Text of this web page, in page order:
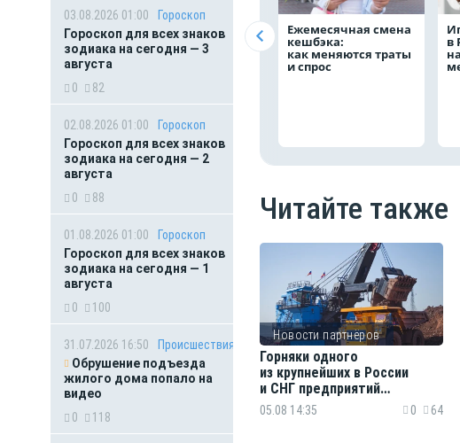
03.08.2026 01:00
Гороскоп
Гороскоп для всех знаков
зодиака на сегодня — 3
августа
0
82
02.08.2026 01:00
Гороскоп
Гороскоп для всех знаков
зодиака на сегодня — 2
августа
0
88
01.08.2026 01:00
Гороскоп
Гороскоп для всех знаков
зодиака на сегодня — 1
августа
0
100
31.07.2026 16:50
Происшествия
Обрушение подъезда
жилого дома попало на
видео
0
118
Ежемесячная смена
кешбэка:
как меняются траты
и спрос
в
Читайте также
Новости партнёров
Горняки одного
из крупнейших в России
и СНГ предприятий
по добыче и обогащению
05.08 14:35 0 64